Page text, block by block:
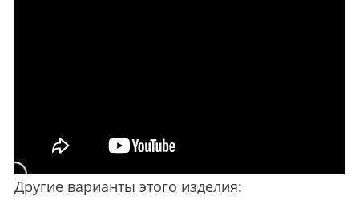
Другие варианты этого изделия: